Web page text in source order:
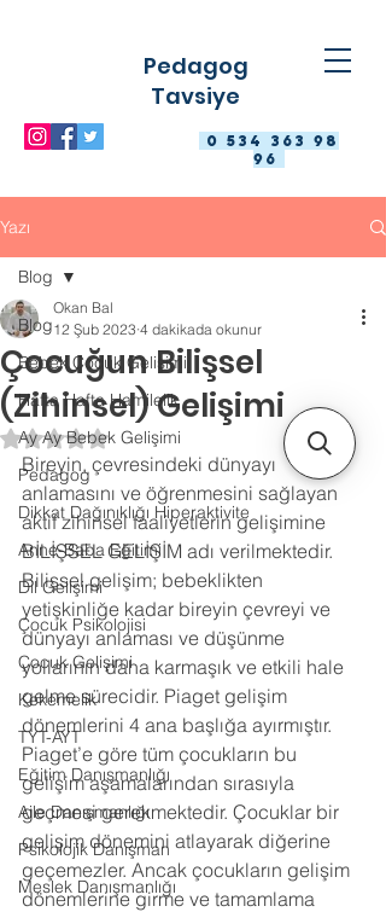
0 534 363 98
96
Pedagog
Tavsiye
Yazı
Blog
Bebek Çocuk Gelişimi
Hafta Hafta Hamilelik
Ay Ay Bebek Gelişimi
Pedagog
Dikkat Dağınıklığı Hiperaktivite
Anne-Baba Eğitimi
Dil Gelişimi
Çocuk Psikolojisi
Çocuk Gelişimi
Kekemelik
TYT-AYT
Eğitim Danışmanlığı
Aile Danışmanlığı
Psikolojik Danışman
Meslek Danışmanlığı
Blog
Çocuğun Bilişsel
(Zihinsel) Gelişimi
Okan Bal
12 Şub 2023 4 dakikada okunur
5 üzerinden NaN yıldız
Bireyin, çevresindeki dünyayı
anlamasını ve öğrenmesini sağlayan
aktif zihinsel faaliyetlerin gelişimine
BİLİŞSEL GELİŞİM adı verilmektedir.
Bilişsel gelişim; bebeklikten
yetişkinliğe kadar bireyin çevreyi ve
dünyayı anlaması ve düşünme
yollarının daha karmaşık ve etkili hale
gelme sürecidir. Piaget gelişim
dönemlerini 4 ana başlığa ayırmıştır.
Piaget’e göre tüm çocukların bu
gelişim aşamalarından sırasıyla
geçmesi gerekmektedir. Çocuklar bir
gelişim dönemini atlayarak diğerine
geçemezler. Ancak çocukların gelişim
dönemlerine girme ve tamamlama